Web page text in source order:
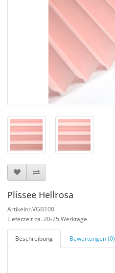
Plissee Hellrosa
Artikelnr.VGB100
Lieferzeit ca. 20-25 Werktage
Beschreibung Bewertungen (0)